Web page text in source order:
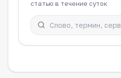
статью в течение суток